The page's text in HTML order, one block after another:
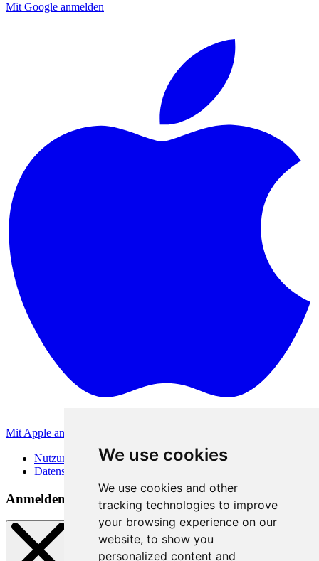
We use cookies
We use cookies and other
tracking technologies to improve
your browsing experience on our
website, to show you
personalized content and
Mit Google anmelden
Mit Apple anmelden
Nutzungsbedingungen
Datenschutzerklärung
Anmeldemethoden